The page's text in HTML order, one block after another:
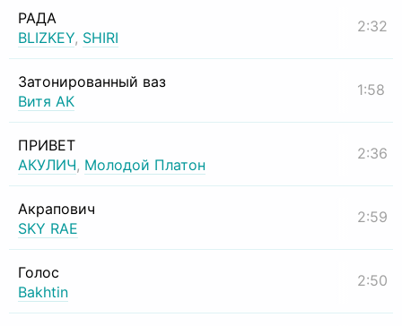
РАДА
BLIZKEY, SHIRI
2:32
Затонированный ваз
Витя АК
1:58
ПРИВЕТ
АКУЛИЧ, Молодой Платон
2:36
Акрапович
SKY RAE
2:59
Голос
Bakhtin
2:50